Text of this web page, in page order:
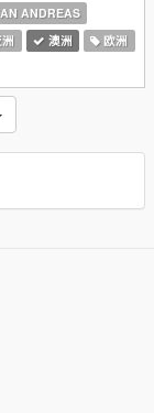
ANDREAS
澳洲
欧洲